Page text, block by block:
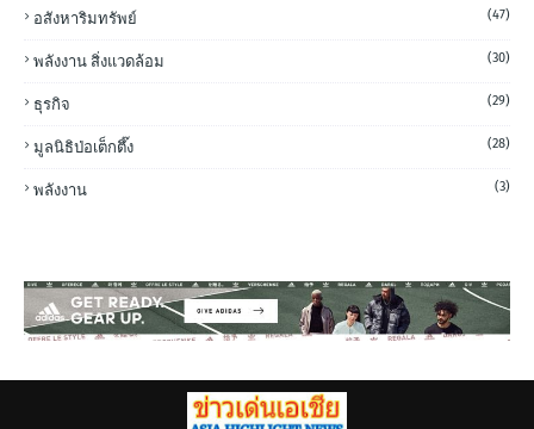
อสังหาริมทรัพย์ (47)
พลังงาน สิ่งแวดล้อม (30)
ธุรกิจ (29)
มูลนิธิป่อเต็กตึ๊ง (28)
พลังงาน (3)